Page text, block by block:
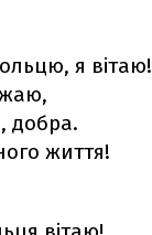
я вітаю!
добра.
життя!